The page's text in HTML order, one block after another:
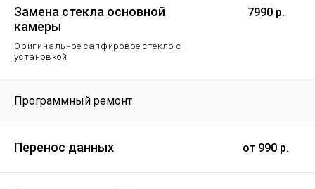
Замена стекла основной
камеры
Оригинальное сапфировое стекло с
установкой
7990 р.
Программный ремонт
Перенос данных от 990 р.